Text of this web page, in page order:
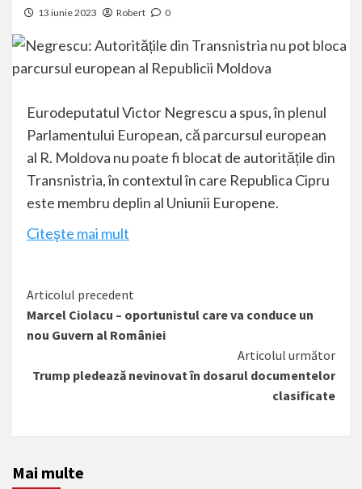
13 iunie 2023 Robert 0
Eurodeputatul Victor Negrescu a spus, în plenul
Parlamentului European, că parcursul european
al R. Moldova nu poate fi blocat de autoritățile din
Transnistria, în contextul în care Republica Cipru
este membru deplin al Uniunii Europene.
Citeşte mai mult
Citește
mai
mult
Articolul precedent
Marcel Ciolacu – oportunistul care va conduce un
nou Guvern al României
Articolul următor
Trump pledează nevinovat în dosarul documentelor
clasificate
Mai multe